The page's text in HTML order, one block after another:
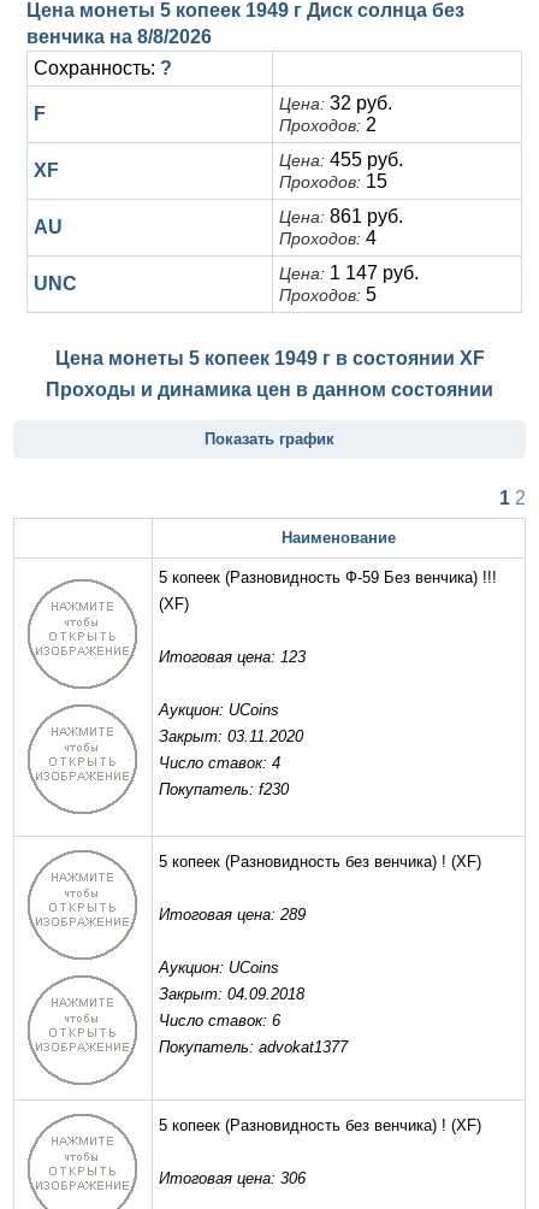
Цена монеты 5 копеек 1949 г Диск солнца без
венчика на 8/8/2026
Сохранность: ?
F Цена: 32 руб.
Проходов: 2
XF Цена: 455 руб.
Проходов: 15
AU Цена: 861 руб.
Проходов: 4
UNC Цена: 1 147 руб.
Проходов: 5
Цена монеты 5 копеек 1949 г в состоянии XF
Проходы и динамика цен в данном состоянии
Показать график
1 2
Наименование
5 копеек (Разновидность Ф-59 Без венчика) !!!
(XF)
Итоговая цена: 123
Аукцион: UCoins
Закрыт: 03.11.2020
Число ставок: 4
Покупатель: f230
5 копеек (Разновидность без венчика) ! (XF)
Итоговая цена: 289
Аукцион: UCoins
Закрыт: 04.09.2018
Число ставок: 6
Покупатель: advokat1377
5 копеек (Разновидность без венчика) ! (XF)
Итоговая цена: 306